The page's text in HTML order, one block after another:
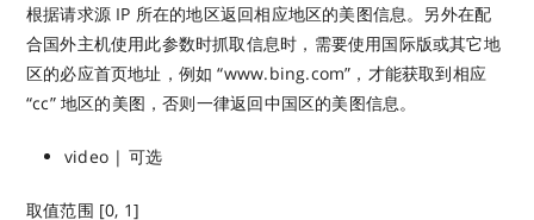
根据请求源 IP 所在的地区返回相应地区的美图信息。另外在配
合国外主机使用此参数时抓取信息时，需要使用国际版或其它地
区的必应首页地址，例如 “www.bing.com”，才能获取到相应
“cc” 地区的美图，否则一律返回中国区的美图信息。
video | 可选
取值范围 [0, 1]